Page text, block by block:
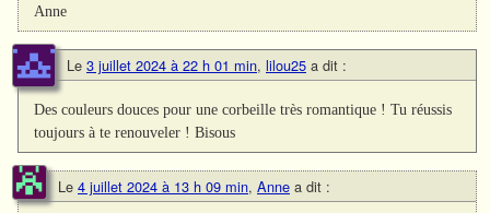
Anne
Le 3 juillet 2024 à 22 h 01 min, lilou25 a dit :
Des couleurs douces pour une corbeille très romantique ! Tu réussis
toujours à te renouveler ! Bisous
Le 4 juillet 2024 à 13 h 09 min, Anne a dit :